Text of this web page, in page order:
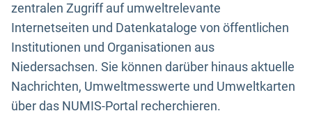
zentralen Zugriff auf umweltrelevante
Internetseiten und Datenkataloge von öffentlichen
Institutionen und Organisationen aus
Niedersachsen. Sie können darüber hinaus aktuelle
Nachrichten, Umweltmesswerte und Umweltkarten
über das NUMIS-Portal recherchieren.